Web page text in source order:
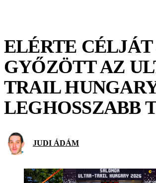
ELÉRTE CÉLJÁT
GYŐZÖTT AZ
TRAIL
LEGHOSSZABB
JUDI ÁDÁM